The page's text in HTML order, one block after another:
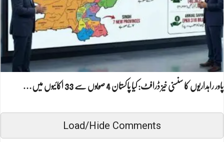
پاور راہداریوں کا سنسنی خیز ڈرافٹ: کیا پاکستان 4 صوبوں سے 33 اکائیوں میں…
Load/Hide Comments